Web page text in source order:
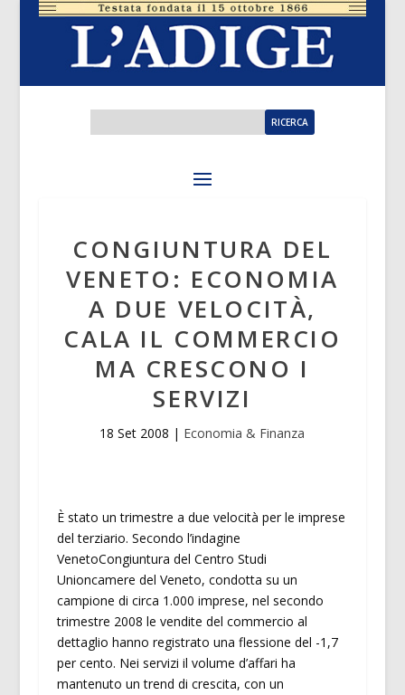
CONGIUNTURA DEL
VENETO: ECONOMIA
A DUE VELOCITÀ,
CALA IL COMMERCIO
MA CRESCONO I
SERVIZI
18 Set 2008 | Economia & Finanza
È stato un trimestre a due velocità per le imprese
del terziario. Secondo l’indagine
VenetoCongiuntura del Centro Studi
Unioncamere del Veneto, condotta su un
campione di circa 1.000 imprese, nel secondo
trimestre 2008 le vendite del commercio al
dettaglio hanno registrato una flessione del -1,7
per cento. Nei servizi il volume d’affari ha
mantenuto un trend di crescita, con un